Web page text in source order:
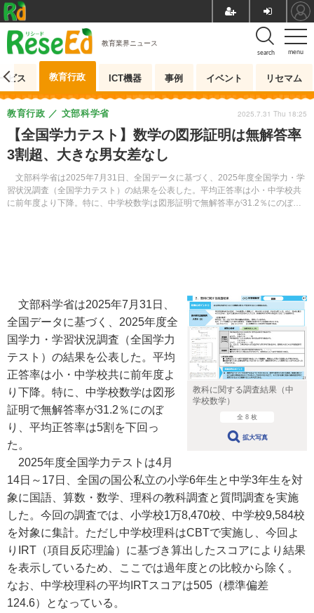
menu
search
教育業界ニュース
ビス 教育行政 ICT機器 事例 イベント リセマム
【全国学力テスト】数学の図形証明は無解答率
3割超、大きな男女差なし
文部科学省は2025年7月31日、全国データに基づく、2025年度全国学力・学
習状況調査（全国学力テスト）の結果を公表した。平均正答率は小・中学校共
に前年度より下降。特に、中学校数学は図形証明で無解答率が31.2％にのぼ
教育行政 文部科学省 2025.7.31 Thu 18:25
教科に関する調査結果（中
学校数学）
全 8 枚
拡大写真
文部科学省は2025年7月31日、
全国データに基づく、2025年度全
国学力・学習状況調査（全国学力
テスト）の結果を公表した。平均
正答率は小・中学校共に前年度よ
り下降。特に、中学校数学は図形
証明で無解答率が31.2％にのぼ
り、平均正答率は5割を下回っ
た。
2025年度全国学力テストは4月
14日～17日、全国の国公私立の小学6年生と中学3年生を対
象に国語、算数・数学、理科の教科調査と質問調査を実施
した。今回の調査では、小学校1万8,470校、中学校9,584校
を対象に集計。ただし中学校理科はCBTで実施し、今回よ
りIRT（項目反応理論）に基づき算出したスコアにより結果
を表示しているため、ここでは過年度との比較から除く。
なお、中学校理科の平均IRTスコアは505（標準偏差
124.6）となっている。